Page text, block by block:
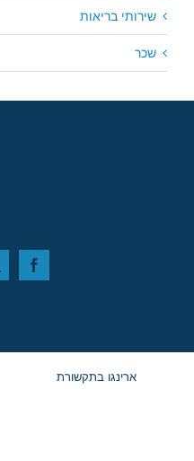
שירותי בריאות
שכר
ארינגו בתקשורת